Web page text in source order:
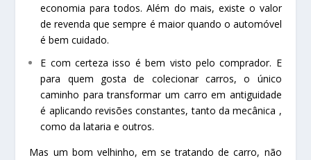
economia para todos. Além do mais, existe o valor
de revenda que sempre é maior quando o automóvel
é bem cuidado.
E com certeza isso é bem visto pelo comprador. E
para quem gosta de colecionar carros, o único
caminho para transformar um carro em antiguidade
é aplicando revisões constantes, tanto da mecânica ,
como da lataria e outros.
Mas um bom velhinho, em se tratando de carro, não